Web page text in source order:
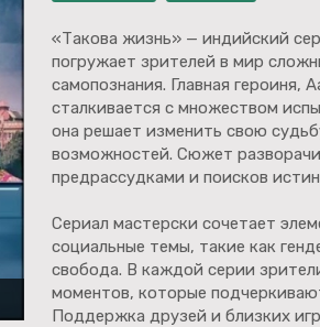
Музыка
Военные
Фильмы
«Такова жизнь» — индийский
погружает зрителей в мир
самопознания. Главная героиня,
сталкивается с множеством
она решает изменить свою
возможностей. Сюжет
предрассудками и поисков
Сериал мастерски сочетает
социальные темы, такие как
свобода. В каждой серии
моментов, которые
Поддержка друзей и близких